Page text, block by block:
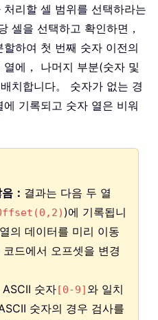
리할 셀 범위를 선택하라는
셀을 선택하고 확인하면，
하여 첫 번째 숫자 이전의
에， 나머지 부분(숫자 및
치합니다。 숫자가 없는 경
기록되고 숫자 열은 비워
： 결과는 다음 두 열
)에 기록됩니
의 데이터를 미리 이동
드에서 오프셋을 변경
숫자[0-9]와 일치
숫자의 경우 검사를